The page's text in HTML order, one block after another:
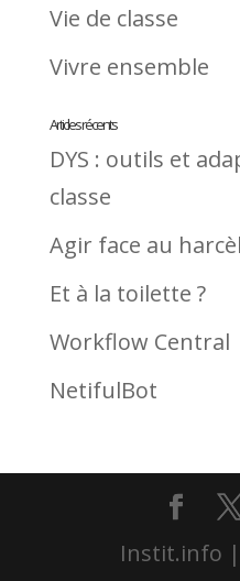
Vie de classe
Vivre ensemble
Articles récents
DYS : outils et
classe
Agir face au
Et à la toilette ?
Workflow Central
NetifulBot
Instit.info |